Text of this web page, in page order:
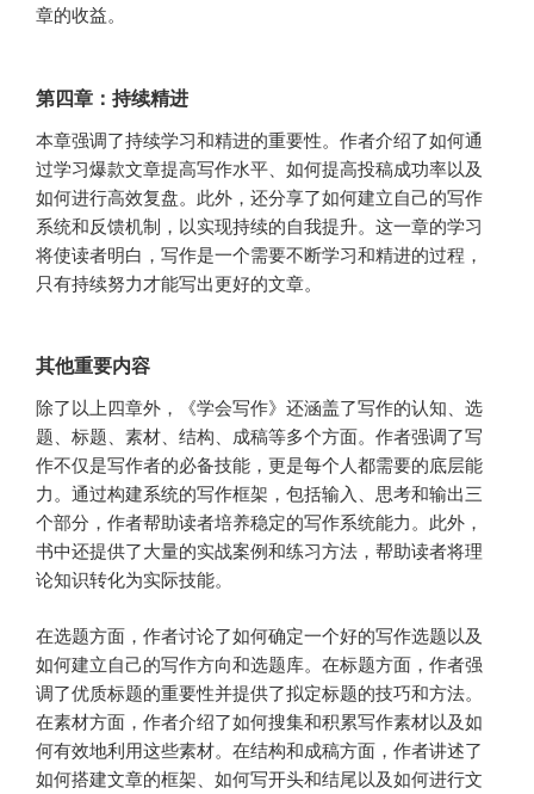
章的收益。
第四章：持续精进
本章强调了持续学习和精进的重要性。作者介绍了如何通
过学习爆款文章提高写作水平、如何提高投稿成功率以及
如何进行高效复盘。此外，还分享了如何建立自己的写作
系统和反馈机制，以实现持续的自我提升。这一章的学习
将使读者明白，写作是一个需要不断学习和精进的过程，
只有持续努力才能写出更好的文章。
其他重要内容
除了以上四章外，《学会写作》还涵盖了写作的认知、选
题、标题、素材、结构、成稿等多个方面。作者强调了写
作不仅是写作者的必备技能，更是每个人都需要的底层能
力。通过构建系统的写作框架，包括输入、思考和输出三
个部分，作者帮助读者培养稳定的写作系统能力。此外，
书中还提供了大量的实战案例和练习方法，帮助读者将理
论知识转化为实际技能。
在选题方面，作者讨论了如何确定一个好的写作选题以及
如何建立自己的写作方向和选题库。在标题方面，作者强
调了优质标题的重要性并提供了拟定标题的技巧和方法。
在素材方面，作者介绍了如何搜集和积累写作素材以及如
何有效地利用这些素材。在结构和成稿方面，作者讲述了
如何搭建文章的框架、如何写开头和结尾以及如何进行文